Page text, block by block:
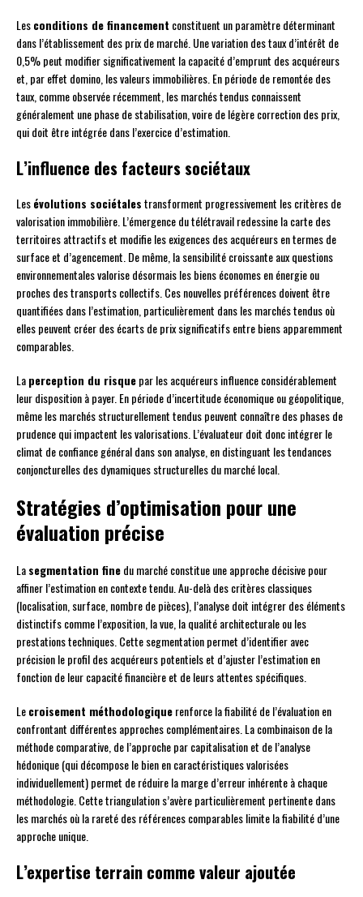
Lesconditions de financement constituent un paramètre déterminant
dans l’établissement des prix de marché. Une variation des taux d’intérêt de
0,5% peut modifier significativement la capacité d’emprunt des acquéreurs
et, par effet domino, les valeurs immobilières. En période de remontée des
taux, comme observée récemment, les marchés tendus connaissent
généralement une phase de stabilisation, voire de légère correction des prix,
qui doit être intégrée dans l’exercice d’estimation.
L’influence des facteurs sociétaux
Lesévolutions sociétalestransforment progressivement les critères de
valorisation immobilière. L’émergence du télétravail redessine la carte des
territoires attractifs et modifie les exigences des acquéreurs en termes de
surface et d’agencement. De même, la sensibilité croissante aux questions
environnementales valorise désormais les biens économes en énergie ou
proches des transports collectifs. Ces nouvelles préférences doivent être
quantifiées dans l’estimation, particulièrement dans les marchés tendus où
elles peuvent créer des écarts de prix significatifs entre biens apparemment
comparables.
Laperception du risquepar les acquéreurs influence considérablement
leur disposition à payer. En période d’incertitude économique ou géopolitique,
même les marchés structurellement tendus peuvent connaître des phases de
prudence qui impactent les valorisations. L’évaluateur doit donc intégrer le
climat de confiance général dans son analyse, en distinguant les tendances
conjoncturelles des dynamiques structurelles du marché local.
Stratégies d’optimisation pour une
évaluation précise
Lasegmentation finedu marché constitue une approche décisive pour
affiner l’estimation en contexte tendu. Au-delà des critères classiques
(localisation, surface, nombre de pièces), l’analyse doit intégrer des éléments
distinctifs comme l’exposition, la vue, la qualité architecturale ou les
prestations techniques. Cette segmentation permet d’identifier avec
précision le profil des acquéreurs potentiels et d’ajuster l’estimation en
fonction de leur capacité financière et de leurs attentes spécifiques.
Lecroisement méthodologiquerenforce la fiabilité de l’évaluation en
confrontant différentes approches complémentaires. La combinaison de la
méthode comparative, de l’approche par capitalisation et de l’analyse
hédonique (qui décompose le bien en caractéristiques valorisées
individuellement) permet de réduire la marge d’erreur inhérente à chaque
méthodologie. Cette triangulation s’avère particulièrement pertinente dans
les marchés où la rareté des références comparables limite la fiabilité d’une
approche unique.
L’expertise terrain comme valeur ajoutée